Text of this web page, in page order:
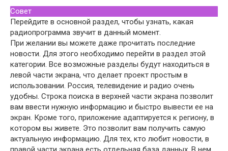
Совет
Перейдите в основной раздел, чтобы узнать, какая
радиопрограмма звучит в данный момент.
При желании вы можете даже прочитать последние
новости. Для этого необходимо перейти в раздел этой
категории. Все возможные разделы будут находиться в
левой части экрана, что делает проект простым в
использовании. Россия, телевидение и радио очень
удобны. Строка поиска в верхней части экрана позволит
вам ввести нужную информацию и быстро вывести ее на
экран. Кроме того, приложение адаптируется к региону, в
котором вы живете. Это позволит вам получить самую
актуальную информацию. Для тех, кто любит новости, в